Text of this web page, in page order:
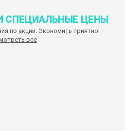
СПЕЦИАЛЬНЫЕ ЦЕНЫ
по акции. Экономить приятно!
все